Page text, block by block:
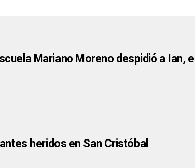
Mariano Moreno despidió a Ian,
heridos en San Cristóbal